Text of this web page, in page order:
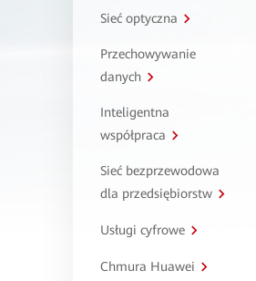
Sieć optyczna
Przechowywanie
danych
Inteligentna
współpraca
Sieć bezprzewodowa
dla przedsiębiorstw
Usługi cyfrowe
Chmura Huawei